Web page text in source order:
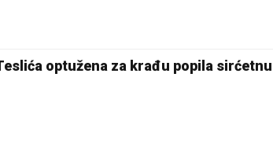
optužena za krađu popila sirćetnu